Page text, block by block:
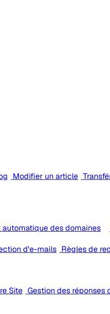
Modifier un article
automatique des domaines
d'e-mails Règles de
Site Gestion des réponses